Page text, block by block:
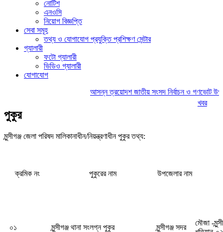
নোটিশ
এনওসি
নিয়োগ বিজ্ঞপ্তি
সেবা সমূহ
তথ্য ও যোগাযোগ প্রযুক্তি প্রশিক্ষণ সেন্টার
গ্যালারী
ফটো গ্যালারী
ভিডিও গ্যালারী
যোগাযোগ
আসন্ন ত্রয়োদশ জাতীয় সংসদ নির্বাচন ও গণভোট উপলক্ষে
খবর
পুকুর
মুন্সীগঞ্জ জেলা পরিষদ মালিকানাধীন/নিয়ন্ত্রণাধীন পুকুর তথ্য:
ক্রমিক নং পুকুরের নাম উপজেলার নাম
০১ মুন্সীগঞ্জ থানা সংলগ্ন পুকুর মুন্সীগঞ্জ সদর
মৌজা -